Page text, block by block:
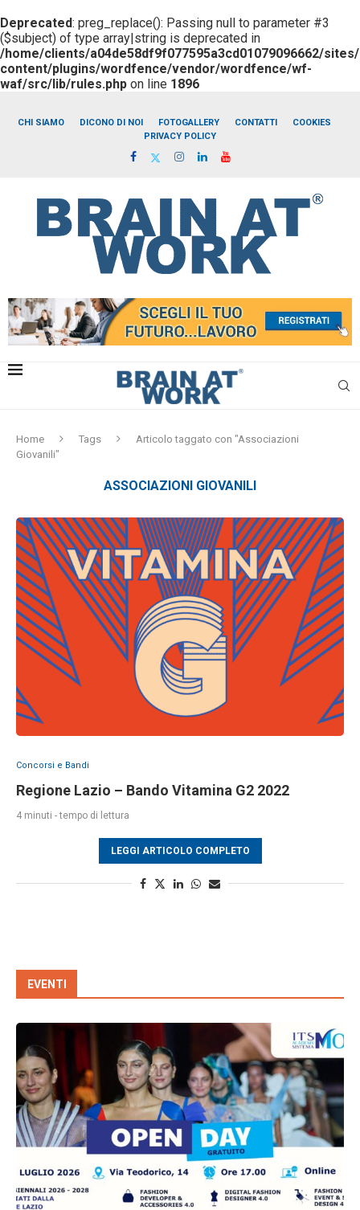
Deprecated: preg_replace(): Passing null to parameter #3
($subject) of type array|string is deprecated in
/home/clients/a04de58df9f077595a3cd01079096662/
content/plugins/wordfence/vendor/wordfence/wf-
waf/src/lib/rules.php on line 1896
CHI SIAMO DICONO DI NOI FOTOGALLERY CONTATTI
COOKIES
PRIVACY POLICY
Home Tags
Articolo taggato con "Associazioni
Giovanili"
ASSOCIAZIONI GIOVANILI
Concorsi e Bandi
Regione Lazio – Bando Vitamina G2 2022
4 minuti - tempo di lettura
LEGGI ARTICOLO COMPLETO
EVENTI